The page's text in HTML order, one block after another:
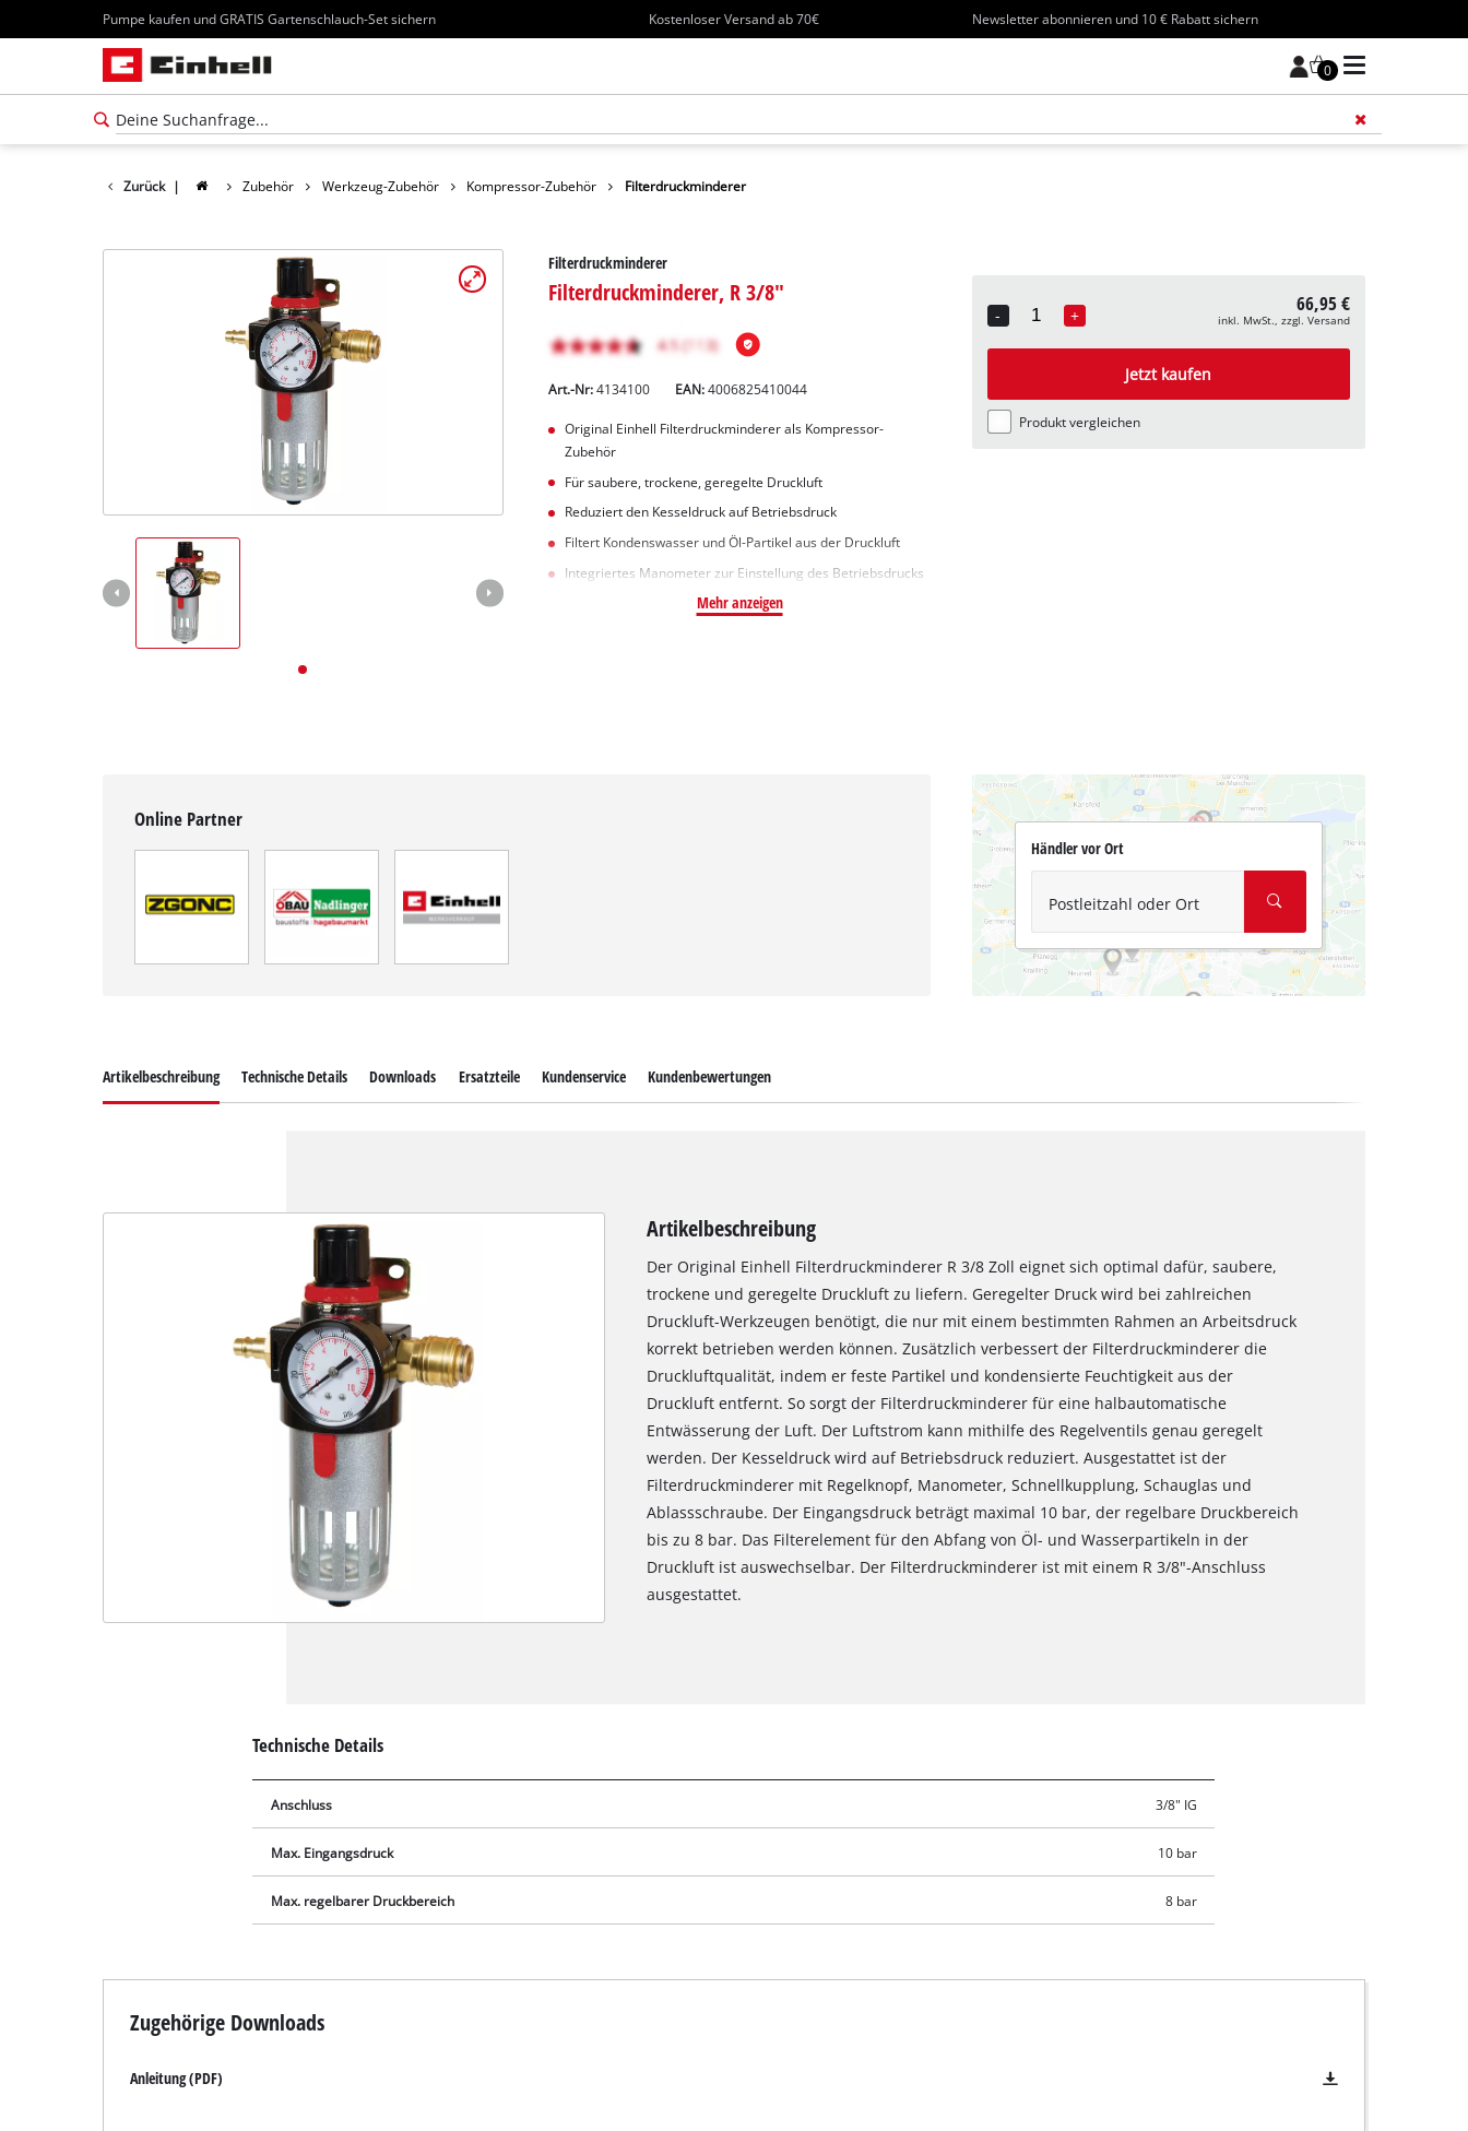
Pumpe kaufen und GRATIS Gartenschlauch-Set sichern Kostenloser Versand ab 70€ Newsletter abonnieren und 10 € Rabatt sichern
0
Zurück | Zubehör Werkzeug-Zubehör Kompressor-Zubehör Filterdruckminderer
Filterdruckminderer
Filterdruckminderer, R 3/8"
Art.-Nr:4134100 EAN:4006825410044
Original Einhell Filterdruckminderer als Kompressor-
Zubehör
Für saubere, trockene, geregelte Druckluft
Reduziert den Kesseldruck auf Betriebsdruck
Filtert Kondenswasser und Öl-Partikel aus der Druckluft
Integriertes Manometer zur Einstellung des Betriebsdrucks
Mehr anzeigen
-
Quantity
+ 66,95 €
inkl. MwSt., zzgl. Versand
Jetzt kaufen
Produkt vergleichen
Online Partner
Händler vor Ort
Postleitzahl oder Ort
Artikelbeschreibung Technische Details Downloads Ersatzteile Kundenservice Kundenbewertungen
Artikelbeschreibung
Der Original Einhell Filterdruckminderer R 3/8 Zoll eignet sich optimal dafür, saubere,
trockene und geregelte Druckluft zu liefern. Geregelter Druck wird bei zahlreichen
Druckluft-Werkzeugen benötigt, die nur mit einem bestimmten Rahmen an Arbeitsdruck
korrekt betrieben werden können. Zusätzlich verbessert der Filterdruckminderer die
Druckluftqualität, indem er feste Partikel und kondensierte Feuchtigkeit aus der
Druckluft entfernt. So sorgt der Filterdruckminderer für eine halbautomatische
Entwässerung der Luft. Der Luftstrom kann mithilfe des Regelventils genau geregelt
werden. Der Kesseldruck wird auf Betriebsdruck reduziert. Ausgestattet ist der
Filterdruckminderer mit Regelknopf, Manometer, Schnellkupplung, Schauglas und
Ablassschraube. Der Eingangsdruck beträgt maximal 10 bar, der regelbare Druckbereich
bis zu 8 bar. Das Filterelement für den Abfang von Öl- und Wasserpartikeln in der
Druckluft ist auswechselbar. Der Filterdruckminderer ist mit einem R 3/8"-Anschluss
ausgestattet.
Technische Details
Anschluss 3/8" IG
Max. Eingangsdruck 10 bar
Max. regelbarer Druckbereich 8 bar
Zugehörige Downloads
Anleitung (PDF)